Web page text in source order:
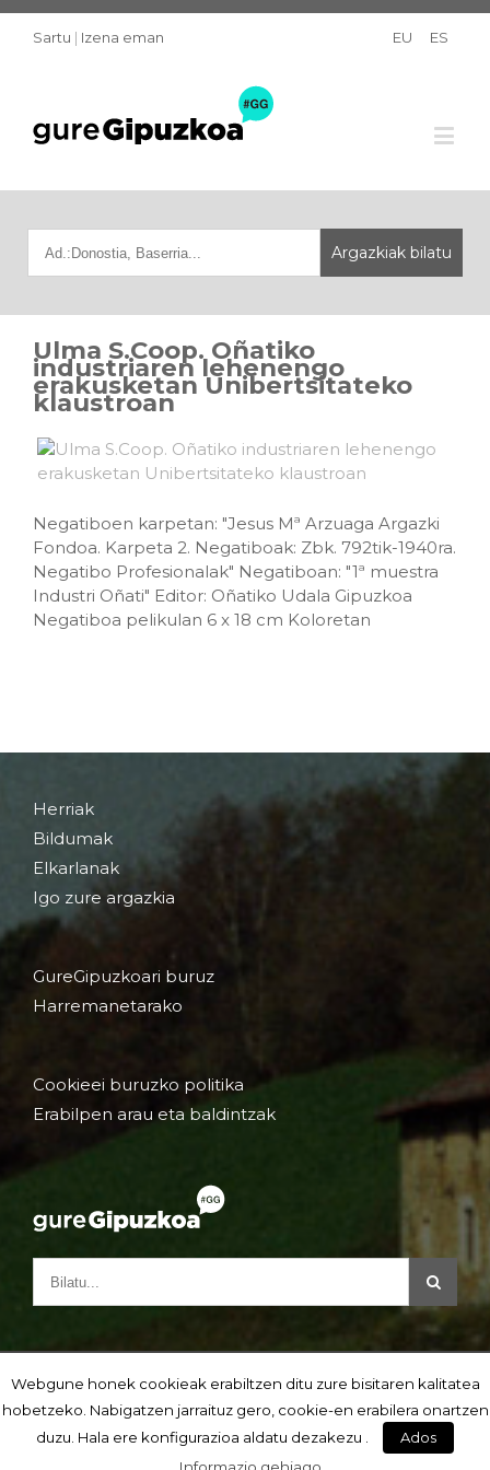
Sartu | Izena eman EU ES
Ulma S.Coop. Oñatiko
industriaren lehenengo
erakusketan Unibertsitateko
klaustroan
Negatiboen karpetan: "Jesus Mª Arzuaga Argazki
Fondoa. Karpeta 2. Negatiboak: Zbk. 792tik-1940ra.
Negatibo Profesionalak" Negatiboan: "1ª muestra
Industri Oñati" Editor: Oñatiko Udala Gipuzkoa
Negatiboa pelikulan 6 x 18 cm Koloretan
Herriak
Bildumak
Elkarlanak
Igo zure argazkia
GureGipuzkoari buruz
Harremanetarako
Cookieei buruzko politika
Erabilpen arau eta baldintzak
Webgune honek cookieak erabiltzen ditu zure bisitaren kalitatea
hobetzeko. Nabigatzen jarraituz gero, cookie-en erabilera onartzen
duzu. Hala ere konfigurazioa aldatu dezakezu .
Ados